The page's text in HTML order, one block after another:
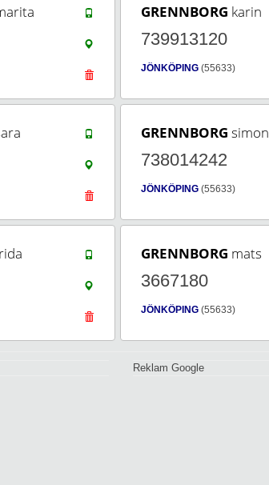
GRENNBORG karin
739913120
JÖNKÖPING (55633)
GRENNBORG simon
738014242
JÖNKÖPING (55633)
GRENNBORG mats
3667180
JÖNKÖPING (55633)
Reklam Google